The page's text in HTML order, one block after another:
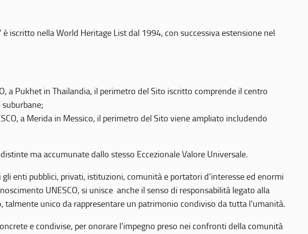
iscritto nella World Heritage List dal 1994, con successiva estensione nel
a Pukhet in Thailandia, il perimetro del Sito iscritto comprende il centro
a Merida in Messico, il perimetro del Sito viene ampliato includendo
ma accumunate dallo stesso Eccezionale Valore Universale.
enti pubblici, privati, istituzioni, comunità e portatori d’interesse ed enormi
UNESCO, si unisce anche il senso di responsabilità legato alla
unico da rappresentare un patrimonio condiviso da tutta l’umanità.
e condivise, per onorare l’impegno preso nei confronti della comunità